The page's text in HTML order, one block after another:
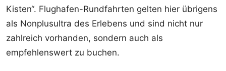
Kisten“. Flughafen-Rundfahrten gelten hier übrigens
als Nonplusultra des Erlebens und sind nicht nur
zahlreich vorhanden, sondern auch als
empfehlenswert zu buchen.